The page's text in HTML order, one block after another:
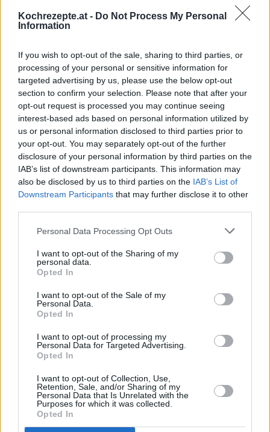
Kochrezepte.at - Do Not Process My Personal
Information
If you wish to opt-out of the sale, sharing to third parties, or
processing of your personal or sensitive information for
targeted advertising by us, please use the below opt-out
section to confirm your selection. Please note that after your
opt-out request is processed you may continue seeing
interest-based ads based on personal information utilized by
us or personal information disclosed to third parties prior to
your opt-out. You may separately opt-out of the further
disclosure of your personal information by third parties on the
IAB’s list of downstream participants. This information may
also be disclosed by us to third parties on the IAB’s List of
Downstream Participants that may further disclose it to other
Personal Data Processing Opt Outs
I want to opt-out of the Sharing of my
personal data.
Opted In
I want to opt-out of the Sale of my
Personal Data.
Opted In
I want to opt-out of processing my
Personal Data for Targeted Advertising.
Opted In
I want to opt-out of Collection, Use,
Retention, Sale, and/or Sharing of my
Personal Data that Is Unrelated with the
Purposes for which it was collected.
Opted In
Melonen-Marmelade
Leicht
Apfel-Marzipan Marmelade
Leicht
Pfirsich-Marmelade
Leicht
Marillen Marmelade
Einfache Preiselbeermarmelade
Leicht
Apfelmarmelade
Leicht
Heidelbeer-Marmelade mit
Wacholderbeeren
Leicht